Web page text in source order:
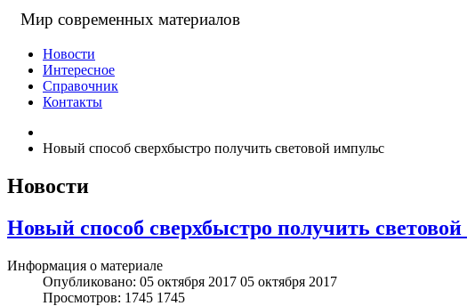
Мир современных материалов
Новости
Интересное
Справочник
Контакты
Новый способ сверхбыстро получить световой импульс
Новости
Новый способ сверхбыстро получить
Информация о материале
Опубликовано: 05 октября 2017 05 октября 2017
Просмотров: 1745 1745